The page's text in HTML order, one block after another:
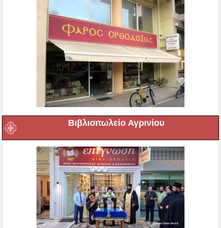
Βιβλιοπωλείο Αγρινίου